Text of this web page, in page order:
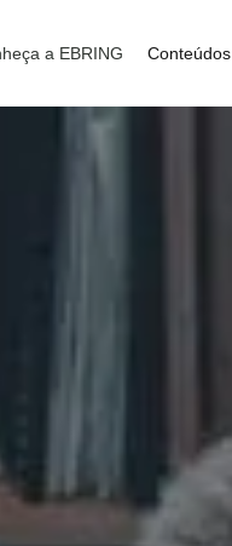
a EBRING Conteúdos